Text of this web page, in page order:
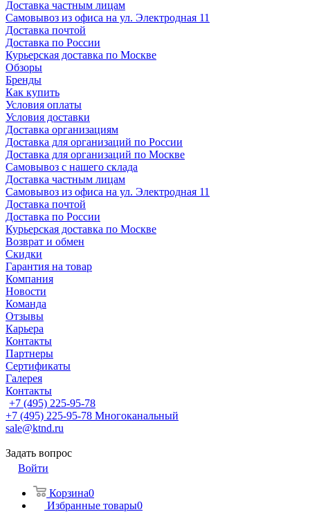
Доставка частным лицам
Самовывоз из офиса на ул. Электродная 11
Доставка почтой
Доставка по России
Курьерская доставка по Москве
Обзоры
Бренды
Как купить
Условия оплаты
Условия доставки
Доставка организациям
Доставка для организаций по России
Доставка для организаций по Москве
Самовывоз с нашего склада
Доставка частным лицам
Самовывоз из офиса на ул. Электродная 11
Доставка почтой
Доставка по России
Курьерская доставка по Москве
Возврат и обмен
Скидки
Гарантия на товар
Компания
Новости
Команда
Отзывы
Карьера
Контакты
Партнеры
Сертификаты
Галерея
Контакты
+7 (495) 225-95-78
+7 (495) 225-95-78 Многоканальный
sale@ktnd.ru
Задать вопрос
Войти
Корзина0
Избранные товары0